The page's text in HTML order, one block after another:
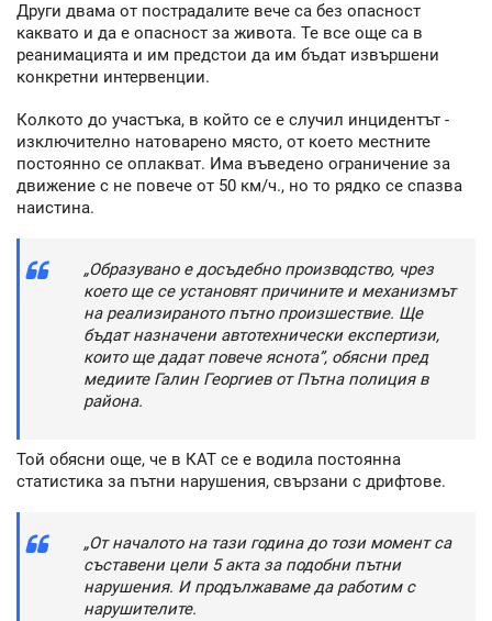
Други двама от пострадалите вече са без опасност
каквато и да е опасност за живота. Те все още са в
реанимацията и им предстои да им бъдат извършени
конкретни интервенции.
Колкото до участъка, в който се е случил инцидентът -
изключително натоварено място, от което местните
постоянно се оплакват. Има въведено ограничение за
движение с не повече от 50 км/ч., но то рядко се спазва
наистина.
„Образувано е досъдебно производство, чрез
което ще се установят причините и механизмът
на реализираното пътно произшествие. Ще
бъдат назначени автотехнически експертизи,
които ще дадат повече яснота”, обясни пред
медиите Галин Георгиев от Пътна полиция в
района.
Той обясни още, че в КАТ се е водила постоянна
статистика за пътни нарушения, свързани с дрифтове.
„От началото на тази година до този момент са
съставени цели 5 акта за подобни пътни
нарушения. И продължаваме да работим с
нарушителите.